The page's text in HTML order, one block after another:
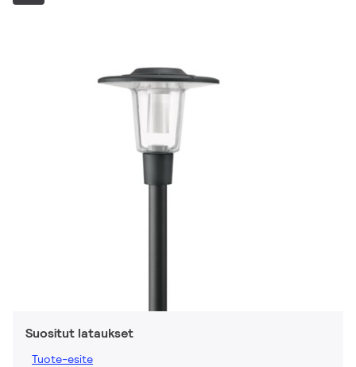
Suositut lataukset
Tuote-esite